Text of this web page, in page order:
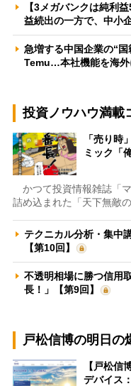
【3メガバンクは純利
益続出の一方で、中小
急増する中国企業の“
Temu…本社機能を海
投資ノウハウ満載
「売り
ミック「
かつて投資情報雑誌「
詰め込まれた「天下無敵
テクニカル分析・集中
【第10回】
不透明相場に勝つ信用
長！」【第9回】
戸松信博の明日の
【戸松信
デバイス